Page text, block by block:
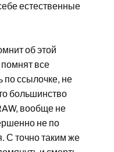
естественные
об этой
все
по ссылочке, не
большинство
вообще не
не по
С точно таким же